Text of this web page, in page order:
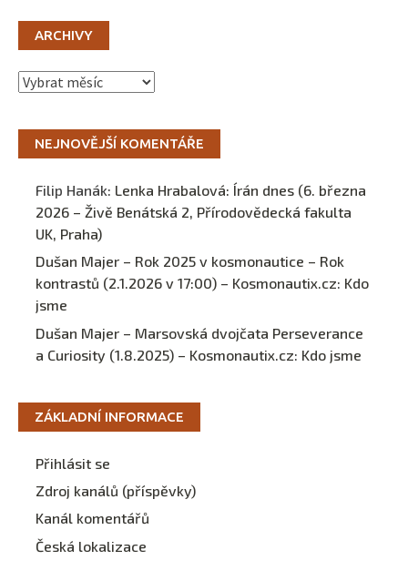
ARCHIVY
Archivy
NEJNOVĚJŠÍ KOMENTÁŘE
Filip Hanák: Lenka Hrabalová: Írán dnes (6. března
2026 – Živě Benátská 2, Přírodovědecká fakulta
UK, Praha)
Dušan Majer – Rok 2025 v kosmonautice – Rok
kontrastů (2.1.2026 v 17:00) – Kosmonautix.cz: Kdo
jsme
Dušan Majer – Marsovská dvojčata Perseverance
a Curiosity (1.8.2025) – Kosmonautix.cz: Kdo jsme
ZÁKLADNÍ INFORMACE
Přihlásit se
Zdroj kanálů (příspěvky)
Kanál komentářů
Česká lokalizace